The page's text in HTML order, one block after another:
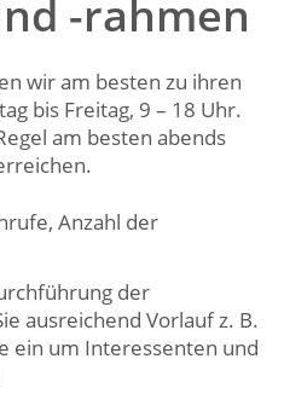
-rahmen
wir am besten zu ihren
bis Freitag, 9 – 18 Uhr.
am besten abends
Anzahl der
der
ausreichend Vorlauf z. B.
ein um Interessenten und